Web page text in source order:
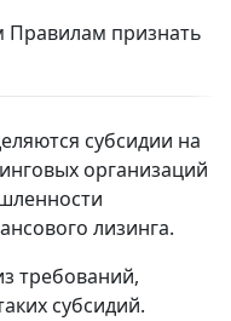
Правилам признать
субсидии на
организаций
лизинга.
требований,
субсидий.